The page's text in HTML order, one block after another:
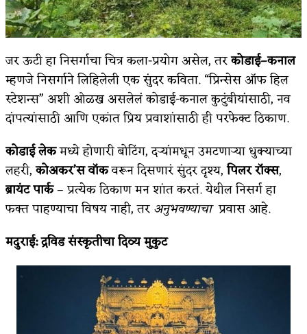
जर ऊटी हा निसर्गाचा चित्र कला-प्रयोग असेल, तरकोडाई–कनाल
म्हणजे निसर्गाने लिहिलेली एक सुंदर कविता. “प्रिन्सेस ऑफ हिल
स्टेशन्स” अशी ओळख असलेलं कोडाई-कनाल कुटुंबीयांसाठी, नव
दांपत्यांसाठी आणि एकांत प्रिय प्रवाशांसाठी ही परफेक्ट ठिकाण.
कोडाई लेकमध्ये होणारी बोटिंग, दऱ्यांमधून उमटणाऱ्या धुक्याच्या
लहरी,कोअकर’स वॉकवरून दिसणारं सुंदर दृश्य,पिलर रॉक्स,
ब्रायंट पार्क– प्रत्येक ठिकाण मन शांत करतं. येथील निसर्ग हा
फक्त पाहण्याचा विषय नाही, तरअनुभवण्याचाप्रवास आहे.
मदुराई:द्रविड संस्कृतीचा दिव्य मुकुट